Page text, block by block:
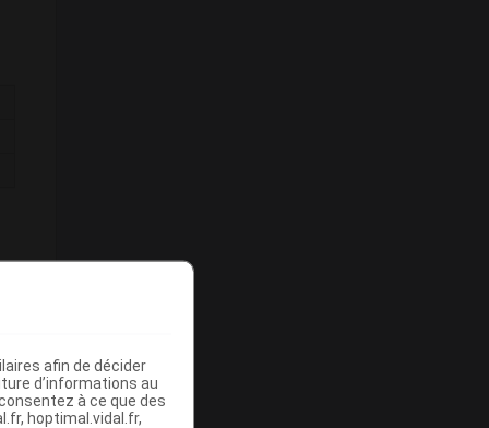
afin de décider
d’informations au
à ce que des
hoptimal.vidal.fr,